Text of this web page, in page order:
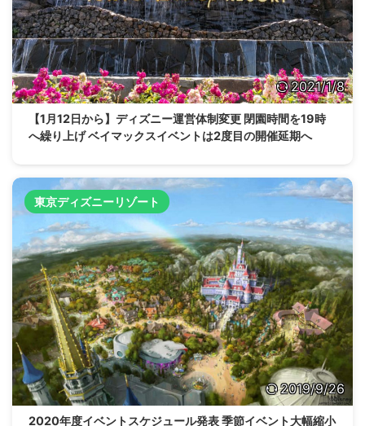
2021/1/8
【1月12日から】ディズニー運営体制変更 閉園時間を19時
へ繰り上げ ベイマックスイベントは2度目の開催延期へ
東京ディズニーリゾート
2019/9/26
2020年度イベントスケジュール発表 季節イベント大幅縮小